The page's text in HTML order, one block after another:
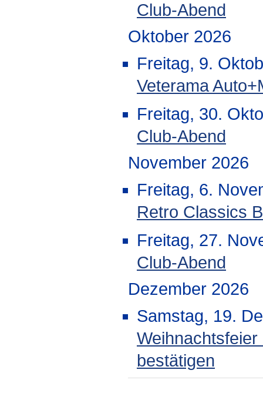
Club-Abend
Oktober 2026
Freitag, 9.
Veterama
Freitag, 30.
Club-Abend
November 2026
Freitag, 6.
Retro Classics
Freitag, 27.
Club-Abend
Dezember 2026
Samstag, 19.
bestätigen